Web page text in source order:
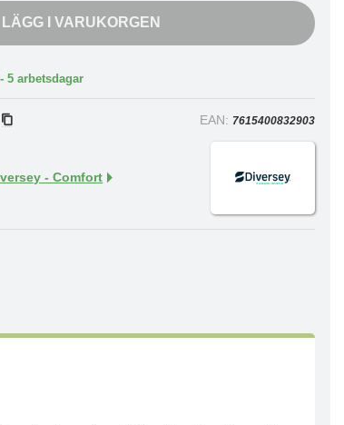
LÄGG I VARUKORGEN
5 arbetsdagar
EAN: 7615400832903
- Comfort